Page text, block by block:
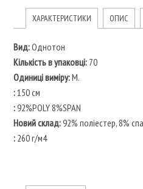
ХАРАКТЕРИСТИКИ ОПИС
Вид:Однотон
Кількість в упаковці:70
Одиниці виміру:M.
:150 см
:92%POLY 8%SPAN
Новий склад:92% поліестер, 8%
:260 г/м4